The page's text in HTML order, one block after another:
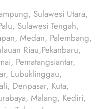
Sulawesi Utara,
Sulawesi Tengah,
Medan, Palembang,
Riau,Pekanbaru,
Pematangsiantar,
Lubuklinggau,
Denpasar, Kuta,
Malang, Kediri,